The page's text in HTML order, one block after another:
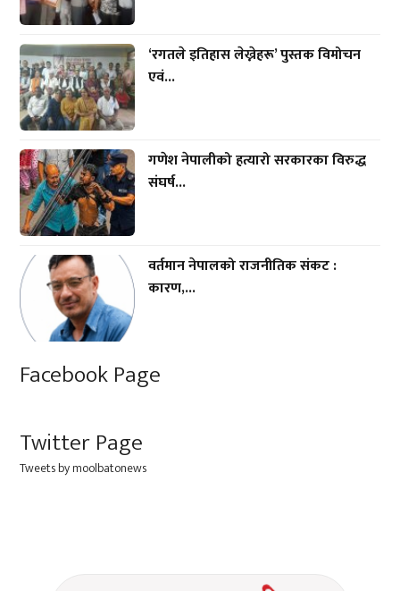
‘रगतले इतिहास लेख्नेहरू’ पुस्तक विमोचन
एवं...
गणेश नेपालीको हत्यारो सरकारका विरुद्ध
संघर्ष...
वर्तमान नेपालको राजनीतिक संकट :
कारण,...
Facebook Page
Twitter Page
Tweets by moolbatonews